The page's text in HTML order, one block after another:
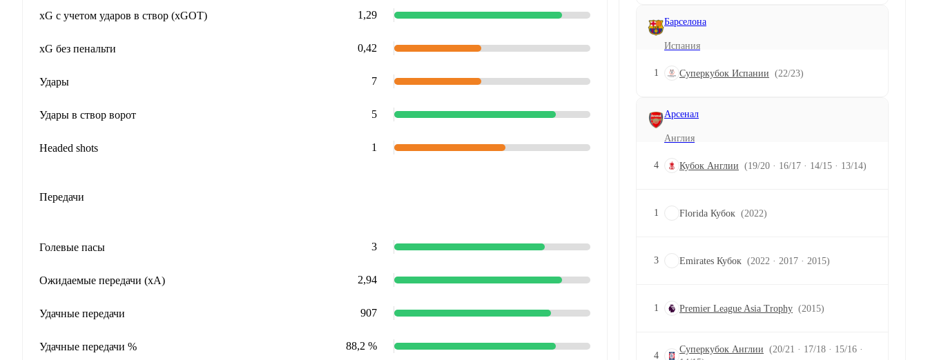
xG с учетом ударов в створ (xGOT) 1,29
xG без пенальти 0,42
Удары 7
Удары в створ ворот 5
Headed shots 1
Передачи
Голевые пасы 3
Ожидаемые передачи (xA) 2,94
Удачные передачи 907
Удачные передачи % 88,2 %
Барселона
Испания
1 Суперкубок Испании (22/23)
Арсенал
Англия
4 Кубок Англии (19/20 · 16/17 · 14/15 · 13/14)
1 Florida Кубок (2022)
3 Emirates Кубок (2022 · 2017 · 2015)
1 Premier League Asia Trophy (2015)
4
Суперкубок Англии (20/21 · 17/18 · 15/16 ·